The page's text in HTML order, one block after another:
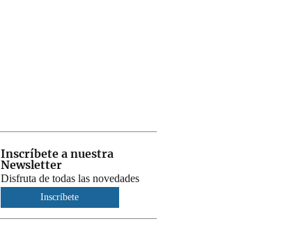
Inscríbete a nuestra
Newsletter
Disfruta de todas las novedades
Inscríbete